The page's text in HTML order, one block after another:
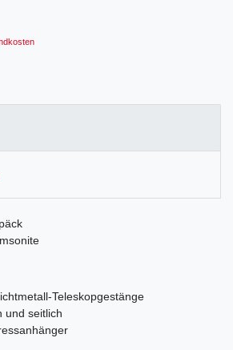
Teleskopgestänge
und seitlich